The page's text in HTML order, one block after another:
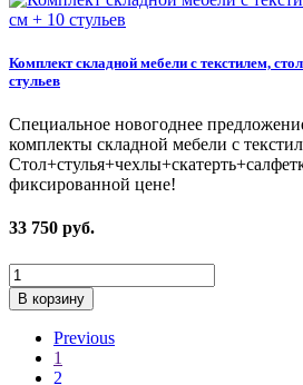
Комплект складной мебели с текстилем,
стульев
Специальное новогоднее
комплекты складной мебели с
фиксированной цене!
33 750 руб.
В корзину
Previous
1
2